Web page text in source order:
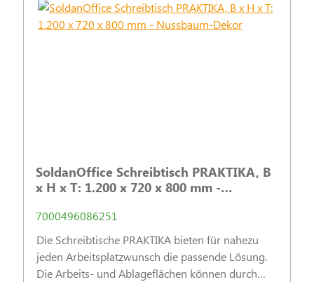
SoldanOffice Schreibtisch PRAKTIKA, B
x H x T: 1.200 x 720 x 800 mm -
7000496086251
Die Schreibtische PRAKTIKA bieten für nahezu
jeden Arbeitsplatzwunsch die passende Lösung.
Die Arbeits- und Ablageflächen können durch